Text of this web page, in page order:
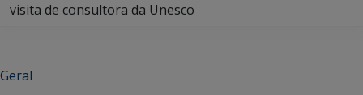
visita de consultora da Unesco
Geral